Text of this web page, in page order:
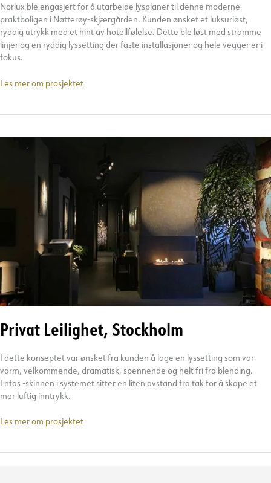
Norlux ble engasjert for å utarbeide lysplaner til denne moderne
praktboligen i Nøtterøy-skjærgården. Kunden ønsket et luksuriøst,
ryddig utrykk med et hint av hotellfølelse. Dette ble løst med stramme
linjer og en ryddig lyssetting der faste installasjoner og hele vegger er i
fokus.
Arkitekttegnet
Les mer om prosjektet
Privat Leilighet, Stockholm
I dette konseptet var ønsket fra kunden å lage en lyssetting som var
varm, velkommende, dramatisk, spennende og helt fri fra blending.
Enfas -skinnen i systemet sitter en liten avstand fra tak for å skape et
mer luftig inntrykk.
Privat
Les mer om prosjektet